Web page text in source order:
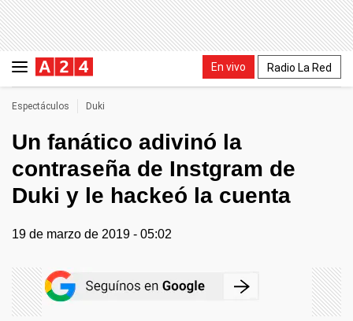
En vivo Radio La Red
Espectáculos Duki
Un fanático adivinó la
contraseña de Instgram de
Duki y le hackeó la cuenta
19 de marzo de 2019 - 05:02